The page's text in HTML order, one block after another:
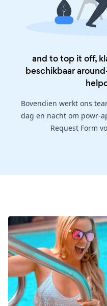
and to top it off,
beschikbaar
Bovendien werkt ons
dag en nacht om powr-
Request Form